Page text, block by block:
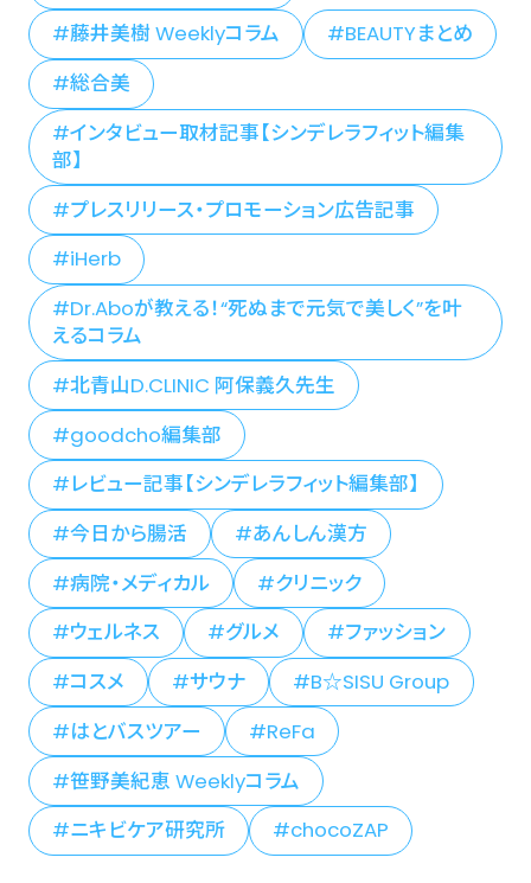
藤井美樹 Weeklyコラム
BEAUTYまとめ
総合美
インタビュー取材記事【シンデレラフィット編集
部】
プレスリリース・プロモーション広告記事
iHerb
Dr.Aboが教える！“死ぬまで元気で美しく”を叶
えるコラム
北青山D.CLINIC 阿保義久先生
goodcho編集部
レビュー記事【シンデレラフィット編集部】
今日から腸活
あんしん漢方
病院・メディカル
クリニック
ウェルネス
グルメ
ファッション
コスメ
サウナ
B☆SISU Group
はとバスツアー
ReFa
笹野美紀恵 Weeklyコラム
ニキビケア研究所
chocoZAP